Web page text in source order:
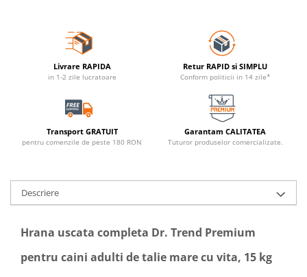
Livrare RAPIDA
in 1-2 zile lucratoare
Retur RAPID si SIMPLU
Conform politicii in 14 zile*
Transport GRATUIT
pentru comenzile de peste 180 RON
Garantam CALITATEA
Tuturor produselor comercializate.
Descriere
Hrana uscata completa Dr. Trend Premium
pentru caini adulti de talie mare cu vita, 15 kg